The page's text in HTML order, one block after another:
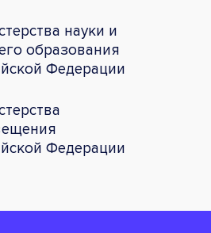
науки и
образования
Федерации
Федерации